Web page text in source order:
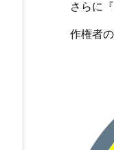
さらに
作権者